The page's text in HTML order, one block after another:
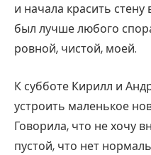
и начала красить
был лучше любого
ровной, чистой, моей.
К субботе Кирилл и
устроить маленькое
Говорила, что не хочу
пустой, что нет